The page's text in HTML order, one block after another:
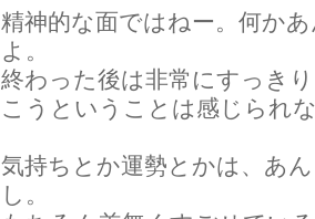
精神的な面ではねー。何か
よ。
終わった後は非常にすっき
こうということは感じられ
気持ちとか運勢とかは、あ
し。